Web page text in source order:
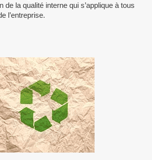
de la qualité interne qui s’applique à tous
l’entreprise.